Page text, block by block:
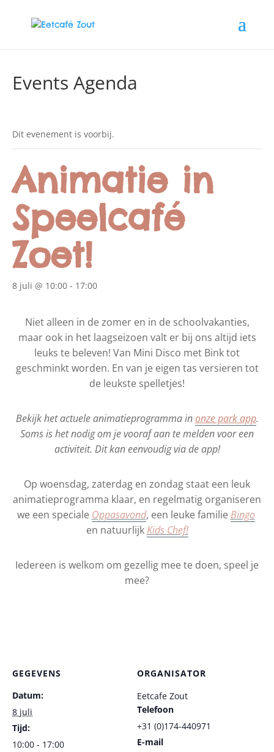
Events Agenda
Dit evenement is voorbij.
Animatie in
Speelcafé
Zoet!
8 juli @ 10:00 - 17:00
Niet alleen in de zomer en in de schoolvakanties,
maar ook in het laagseizoen valt er bij ons altijd iets
leuks te beleven! Van Mini Disco met Bink tot
geschminkt worden. En van je eigen tas versieren tot
de leukste spelletjes!
Bekijk het actuele animatieprogramma inonze park app.
Soms is het nodig om je vooraf aan te melden voor een
activiteit. Dit kan eenvoudig via de app!
Op woensdag, zaterdag en zondag staat een leuk
animatieprogramma klaar, en regelmatig organiseren
we een speciale Oppasavond, een leuke familieBingo
en natuurlijkKids Chef!
Iedereen is welkom om gezellig mee te doen, speel je
mee?
GEGEVENS
Datum:
8 juli
Tijd:
10:00 - 17:00
ORGANISATOR
Eetcafe Zout
Telefoon
+31 (0)174-440971
E-mail